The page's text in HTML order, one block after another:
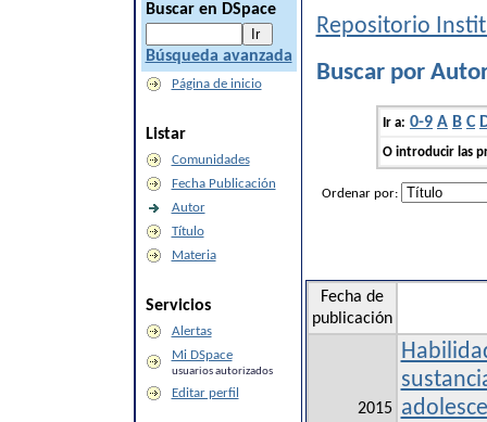
Buscar en DSpace
Búsqueda avanzada
Página de inicio
Listar
Comunidades
Fecha Publicación
Autor
Título
Materia
Servicios
Alertas
Mi DSpace
usuarios autorizados
Editar perfil
Repositorio
Buscar por
Ir a: 0-9 A B C
O introducir las
Ordenar por:
Fecha de
publicación
2015